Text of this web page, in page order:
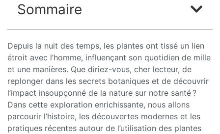
Sommaire
Depuis la nuit des temps, les plantes ont tissé un lien
étroit avec l’homme, influençant son quotidien de mille
et une manières. Que diriez-vous, cher lecteur, de
replonger dans les secrets botaniques et de découvrir
l’impact insoupçonné de la nature sur notre santé ?
Dans cette exploration enrichissante, nous allons
parcourir l’histoire, les découvertes modernes et les
pratiques récentes autour de l’utilisation des plantes